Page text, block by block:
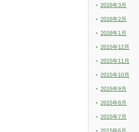
2016年3月
2016年2月
2016年1月
2015年12月
2015年11月
2015年10月
2015年9月
2015年8月
2015年7月
2015年6月